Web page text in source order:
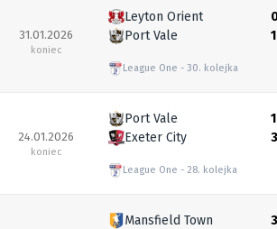
31.01.2026
koniec
Leyton Orient
Port Vale
League One 30. kolejka
1
24.01.2026
koniec
Port Vale
Exeter City
League One 28. kolejka
1
3
Mansfield Town
3